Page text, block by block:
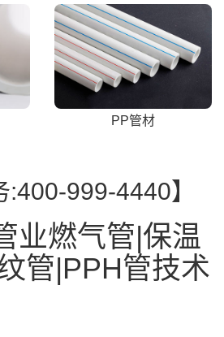
PP管材
:400-999-4440】
业燃气管|保温
管|PPH管技术